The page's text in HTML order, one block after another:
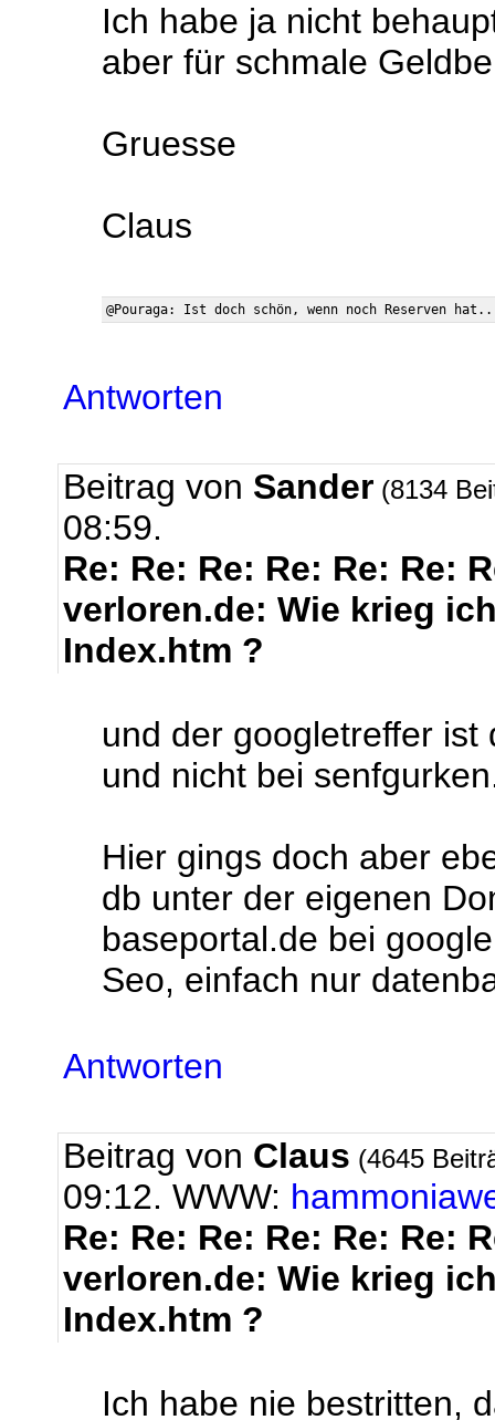
Ich habe ja nicht
aber für schmale
Gruesse
Claus
Antworten
Beitrag von Sander (8134
08:59.
Re: Re: Re: Re: Re: Re:
verloren.de: Wie krieg
Index.htm ?
und der googletreffer
und nicht bei
Hier gings doch aber
db unter der eigenen
baseportal.de bei
Seo, einfach nur
Antworten
Beitrag von Claus (4645
09:12. WWW:
Re: Re: Re: Re: Re: Re:
verloren.de: Wie krieg
Index.htm ?
Ich habe nie bestritten,